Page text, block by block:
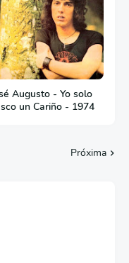
Augusto - Yo solo
un Cariño - 1974
Próxima